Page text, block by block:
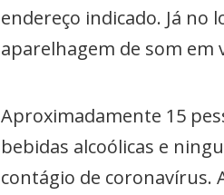
endereço indicado. Já no
aparelhagem de som em
Aproximadamente 15
bebidas alcoólicas e
contágio de coronavírus.